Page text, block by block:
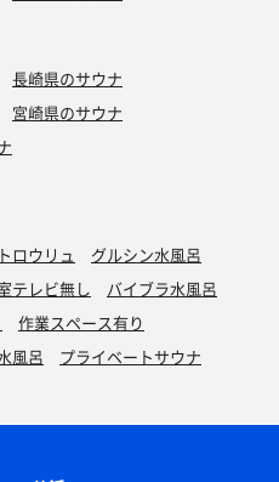
長崎県のサウナ
宮崎県のサウナ
ロウリュ
グルシン水風呂
テレビ無し
バイブラ水風呂
作業スペース有り
風呂 プライベートサウナ